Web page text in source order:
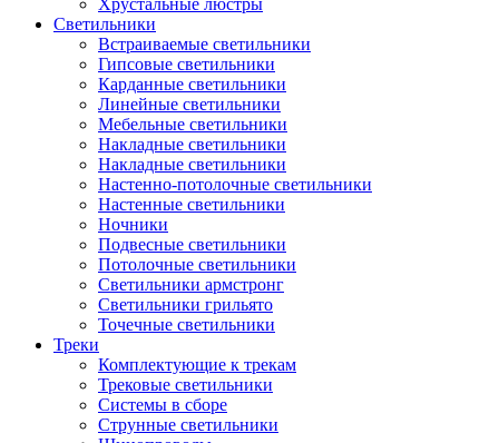
Хрустальные люстры
Светильники
Встраиваемые светильники
Гипсовые светильники
Карданные светильники
Линейные светильники
Мебельные светильники
Накладные светильники
Накладные светильники
Настенно-потолочные светильники
Настенные светильники
Ночники
Подвесные светильники
Потолочные светильники
Светильники армстронг
Светильники грильято
Точечные светильники
Треки
Комплектующие к трекам
Трековые светильники
Системы в сборе
Струнные светильники